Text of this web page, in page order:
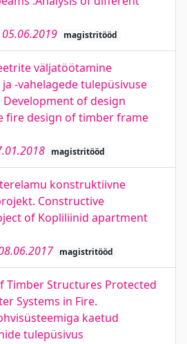
05.06.2019 magistritööd
väljatöötamine
-vahelagede tulepüsivuse
of design
fire design of timber frame
magistritööd
konstruktiivne
Constructive
of Kopliliinid apartment
magistritööd
Timber Structures Protected
Systems in Fire.
kaetud
tulepüsivus